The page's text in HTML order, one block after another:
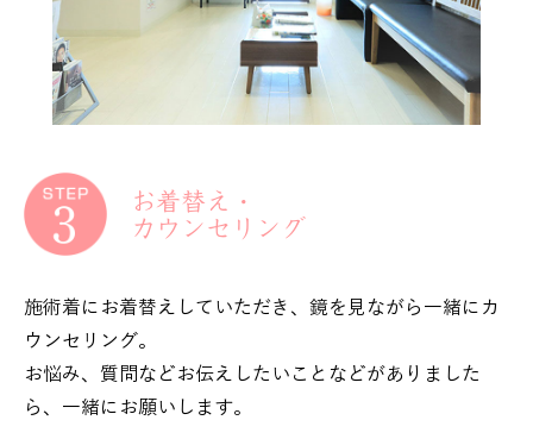
お着替え・
カウンセリング
施術着にお着替えしていただき、鏡を見ながら一緒にカ
ウンセリング。
お悩み、質問などお伝えしたいことなどがありました
ら、一緒にお願いします。